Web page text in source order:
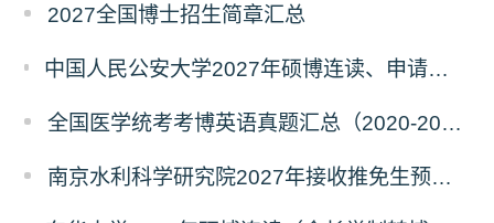
2027全国博士招生简章汇总
中国人民公安大学2027年硕博连读、申请考核、本科直博博士研究生招生报名事宜的通知
全国医学统考考博英语真题汇总（2020-2026年）
南京水利科学研究院2027年接收推免生预报名公告